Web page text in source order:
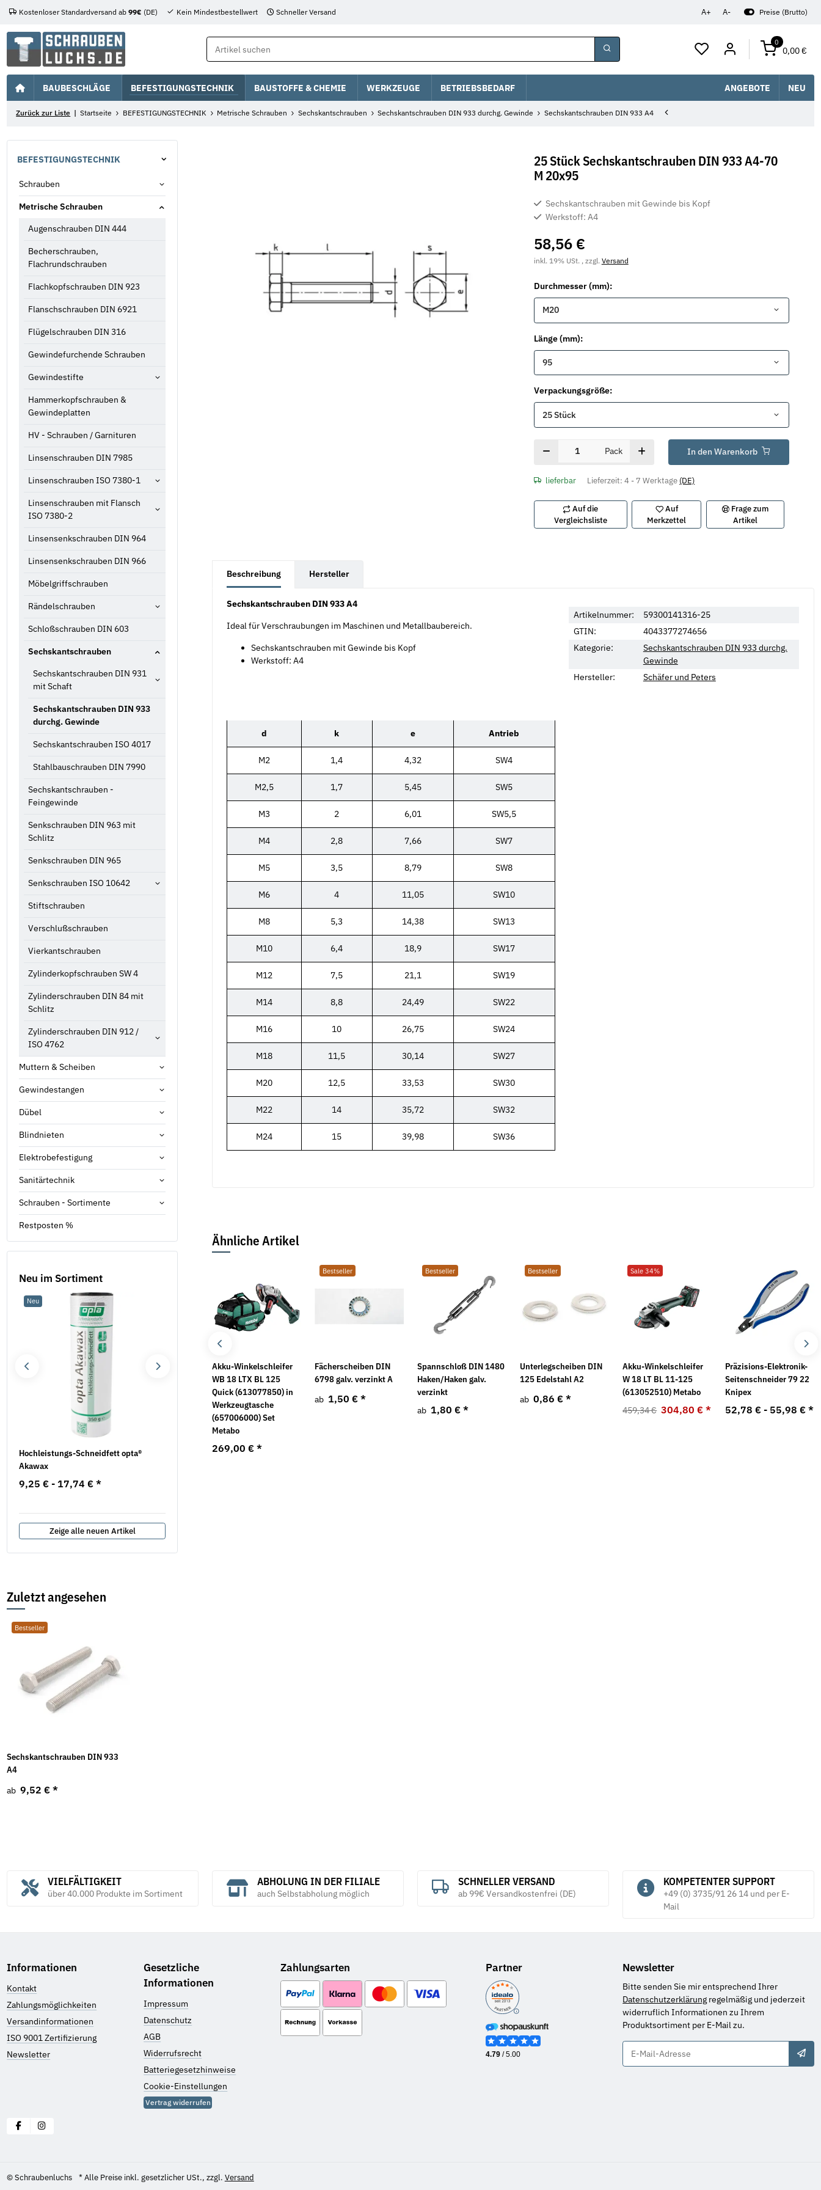
A+ A- Preise (Brutto)
Kostenloser Standardversand ab 99€ (DE) Kein Mindestbestellwert Schneller Versand
0
0,00 €
BAUBESCHLÄGE BEFESTIGUNGSTECHNIK BAUSTOFFE & CHEMIE WERKZEUGE BETRIEBSBEDARF ANGEBOTE NEU
Zurück zur Liste Startseite BEFESTIGUNGSTECHNIK Metrische Schrauben Sechskantschrauben Sechskantschrauben DIN 933 durchg. Gewinde Sechskantschrauben DIN 933 A4
25 Stück Sechskantschrauben DIN 933 A4-70
M 20x95
Sechskantschrauben mit Gewinde bis Kopf
Werkstoff: A4
58,56 €
inkl. 19% USt. , zzgl.Versand
Durchmesser (mm):
M20
Länge (mm):
95
Verpackungsgröße:
25 Stück
Pack In den Warenkorb
lieferbar Lieferzeit:4 - 7 Werktage (DE)
Auf die
Vergleichsliste
Auf
Merkzettel
Frage zum
Artikel
Beschreibung Hersteller
Sechskantschrauben DIN 933 A4
Ideal für Verschraubungen im Maschinen und Metallbaubereich.
Sechskantschrauben mit Gewinde bis Kopf
Werkstoff: A4
d k e Antrieb
M2 1,4 4,32 SW4
M2,5 1,7 5,45 SW5
M3 2 6,01 SW5,5
M4 2,8 7,66 SW7
M5 3,5 8,79 SW8
M6 4 11,05 SW10
M8 5,3 14,38 SW13
M10 6,4 18,9 SW17
M12 7,5 21,1 SW19
M14 8,8 24,49 SW22
M16 10 26,75 SW24
M18 11,5 30,14 SW27
M20 12,5 33,53 SW30
M22 14 35,72 SW32
M24 15 39,98 SW36
Artikelnummer:
59300141316-25
GTIN:
4043377274656
Kategorie:
Sechskantschrauben DIN 933 durchg.
Gewinde
Hersteller:
Schäfer und Peters
Ähnliche Artikel
Fächerscheiben für
Senkschrauben DIN
6798 galv. verzinkt V
Spannschloß DIN 1480
ab
Akku-Winkelschleifer
WB 18 LTX BL 125
Quick (613077850) in
Werkzeugtasche
(657006000) Set
Metabo
269,00 €*
Bestseller
Fächerscheiben DIN
6798 galv. verzinkt A
ab 1,50 € *
Bestseller
Spannschloß DIN 1480
Haken/Haken galv.
verzinkt
ab 1,80 € *
Bestseller
Unterlegscheiben DIN
125 Edelstahl A2
ab 0,86 € *
Sale 34%
Akku-Winkelschleifer
W 18 LT BL 11-125
(613052510) Metabo
459,34 € 304,80 € *
Präzisions-Elektronik-
Seitenschneider 79 22
Knipex
52,78 € - 55,98 €*
BEFESTIGUNGSTECHNIK
Schrauben
Metrische Schrauben
Augenschrauben DIN 444
Becherschrauben,
Flachrundschrauben
Flachkopfschrauben DIN 923
Flanschschrauben DIN 6921
Flügelschrauben DIN 316
Gewindefurchende Schrauben
Gewindestifte
Hammerkopfschrauben &
Gewindeplatten
HV - Schrauben / Garnituren
Linsenschrauben DIN 7985
Linsenschrauben ISO 7380-1
Linsenschrauben mit Flansch
ISO 7380-2
Linsensenkschrauben DIN 964
Linsensenkschrauben DIN 966
Möbelgriffschrauben
Rändelschrauben
Schloßschrauben DIN 603
Sechskantschrauben
Sechskantschrauben DIN 931
mit Schaft
Sechskantschrauben DIN 933
durchg. Gewinde
Sechskantschrauben ISO 4017
Stahlbauschrauben DIN 7990
Sechskantschrauben -
Feingewinde
Senkschrauben DIN 963 mit
Schlitz
Senkschrauben DIN 965
Senkschrauben ISO 10642
Stiftschrauben
Verschlußschrauben
Vierkantschrauben
Zylinderkopfschrauben SW 4
Zylinderschrauben DIN 84 mit
Schlitz
Zylinderschrauben DIN 912 /
ISO 4762
Muttern & Scheiben
Gewindestangen
Dübel
Blindnieten
Elektrobefestigung
Sanitärtechnik
Schrauben - Sortimente
Restposten %
Neu im Sortiment
Neu
Hochleistungs-Schneidfett opta®
Akawax
9,25 € - 17,74 € *
Unterlegscheiben DIN 125 / ISO 7089
Sale 16% Neu
Zeige alle neuen Artikel
Zuletzt angesehen
Bestseller
Sechskantschrauben DIN 933
A4
ab 9,52 € *
VIELFÄLTIGKEIT
über 40.000 Produkte im Sortiment
ABHOLUNG IN DER FILIALE
auch Selbstabholung möglich
SCHNELLER VERSAND
ab 99€ Versandkostenfrei (DE)
KOMPETENTER SUPPORT
+49 (0) 3735/91 26 14 und per E-
Mail
Informationen
Kontakt
Zahlungsmöglichkeiten
Versandinformationen
ISO 9001 Zertifizierung
Newsletter
Gesetzliche
Informationen
Impressum
Datenschutz
AGB
Widerrufsrecht
Batteriegesetzhinweise
Cookie-Einstellungen
Vertrag widerrufen
Zahlungsarten Partner Newsletter
Bitte senden Sie mir entsprechend Ihrer
Datenschutzerklärung regelmäßig und jederzeit
widerruflich Informationen zu Ihrem
Produktsortiment per E-Mail zu.
© Schraubenluchs * Alle Preise inkl. gesetzlicher USt., zzgl. Versand